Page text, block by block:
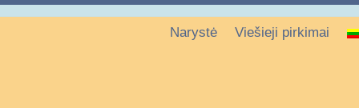
Narystė Viešieji pirkimai